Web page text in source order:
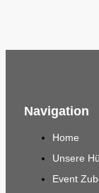
Navigation
Home
Unsere
Event